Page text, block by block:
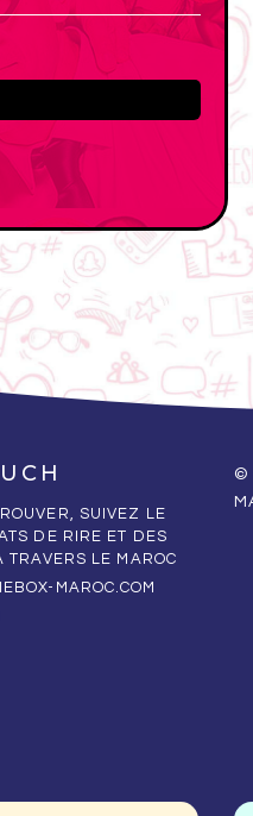
SUIVEZ LE
DE RIRE ET DES
TRAVERS LE MAROC
MAROC.COM
©